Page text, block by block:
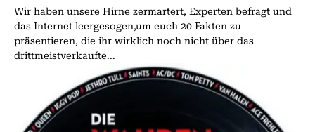
Wir haben unsere Hirne zermartert, Experten befragt und
das Internet leergesogen,um euch 20 Fakten zu
präsentieren, die ihr wirklich noch nicht über das
drittmeistverkaufte...